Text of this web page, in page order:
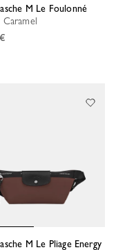
M Le Foulonné
Caramel
M Le Pliage Energy